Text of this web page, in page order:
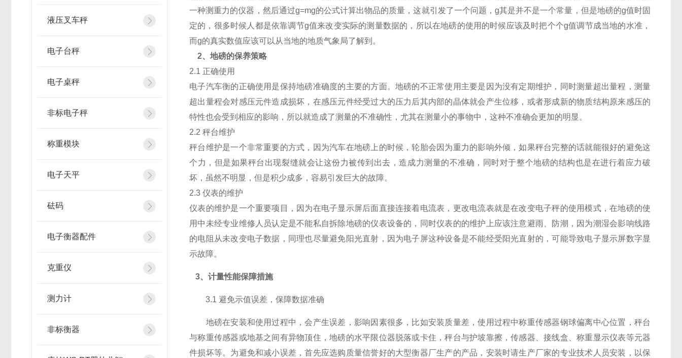
液压叉车秤
电子台秤
电子桌秤
非标电子秤
称重模块
电子天平
砝码
电子衡器配件
克重仪
测力计
非标衡器
一种测重力的仪器，然后通过g=mg的公式计算出物品的质量，这就引发了一个问题，g其是并不是一个常量，但是地磅的g值时固
定的，很多时候人都是依靠调节g值来改变实际的测量数据的，所以在地磅的使用的时候应该及时把个个g值调节成当地的水准，
而g的真实数值应该可以从当地的地质气象局了解到。
2、地磅的保养策略
2.1 正确使用
电子汽车衡的正确使用是保持地磅准确度的主要的方面。地磅的不正常使用主要是因为没有定期维护，同时测量超出量程，测量
超出量程会对感压元件造成损坏，在感压元件经受过大的压力后其内部的晶体就会产生位移，或者形成新的物质结构原来感压的
特性也会受到相应的影响，所以就造成了测量的不准确性，尤其在测量小的事物中，这种不准确会更加的明显。
2.2 秤台维护
秤台维护是一个非常重要的方式，因为汽车在地磅上的时候，轮胎会因为重力的影响外倾，如果秤台完整的话就能很好的避免这
个力，但是如果秤台出现裂缝就会让这份力被传到出去，造成力测量的不准确，同时对于整个地磅的结构也是在进行着应力破
坏，虽然不明显，但是积少成多，容易引发巨大的故障。
2.3 仪表的维护
仪表的维护是一个重要项目，因为在电子显示屏后面直接连接着电流表，更改电流表就是在改变电子秤的使用模式，在地磅的使
用中未经专业维修人员认定是不能私自拆除地磅的仪表设备的，同时仪表的的维护上应该注意避雨、防潮，因为潮湿会影响线路
的电阻从未改变电子数据，同理也尽量避免阳光直射，因为电子屏这种设备是不能经受阳光直射的，可能导致电子显示屏数字显
示故障。
3、计量性能保障措施
3.1 避免示值误差，保障数据准确
地磅在安装和使用过程中，会产生误差，影响因素很多，比如安装质量差，使用过程中称重传感器钢球偏离中心位置，秤台
与称重传感器或地基之间有异物顶住，地磅的水平限位器脱落或卡住，秤台与护坡靠擦，传感器、接线盒、称重显示仪表等元器
件损坏等。为避免和减小误差，首先应选购质量信誉好的大型衡器厂生产的产品，安装时请生产厂家的专业技术人员安装，以保